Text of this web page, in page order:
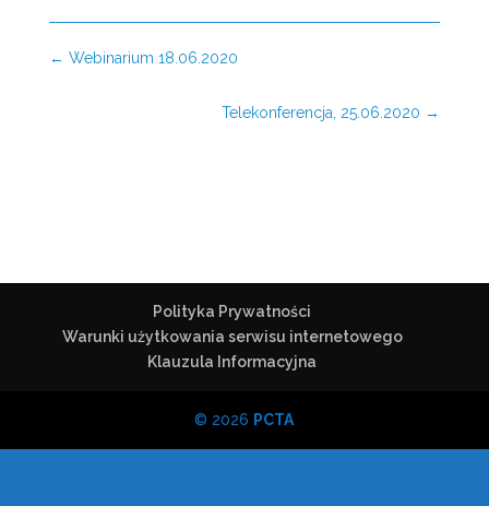
← Webinarium 18.06.2020
Telekonferencja, 25.06.2020 →
Polityka Prywatności
Warunki użytkowania serwisu internetowego
Klauzula Informacyjna
© 2026 PCTA